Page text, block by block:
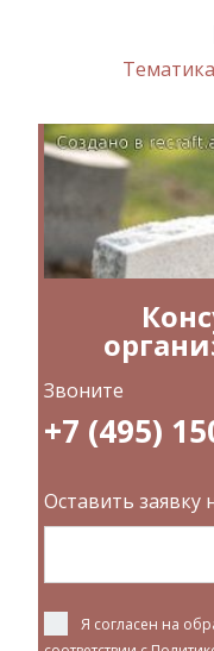
Звоните
+7 (495)
Оставить заявку
Я согласен на